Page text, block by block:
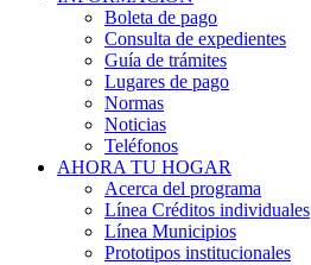
Boleta de pago
Consulta de expedientes
Guía de trámites
Lugares de pago
Normas
Noticias
Teléfonos
AHORA TU HOGAR
Acerca del programa
Línea Créditos individuales
Línea Municipios
Prototipos institucionales